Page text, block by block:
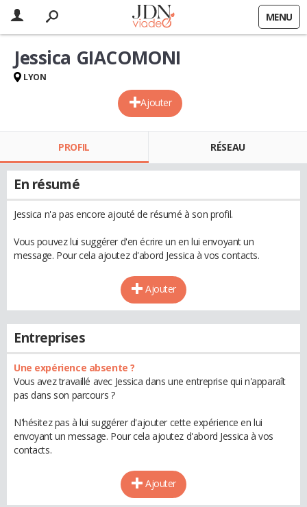
MENU
Ajouter
Jessica GIACOMONI
LYON
PROFIL RÉSEAU
En résumé
Jessica n'a pas encore ajouté de résumé à son profil.
Vous pouvez lui suggérer d'en écrire un en lui envoyant un
message. Pour cela ajoutez d'abord Jessica à vos contacts.
Ajouter
Entreprises
Une expérience absente ?
Vous avez travaillé avec Jessica dans une entreprise qui n'apparaît
pas dans son parcours ?
N'hésitez pas à lui suggérer d'ajouter cette expérience en lui
envoyant un message. Pour cela ajoutez d'abord Jessica à vos
contacts.
Ajouter